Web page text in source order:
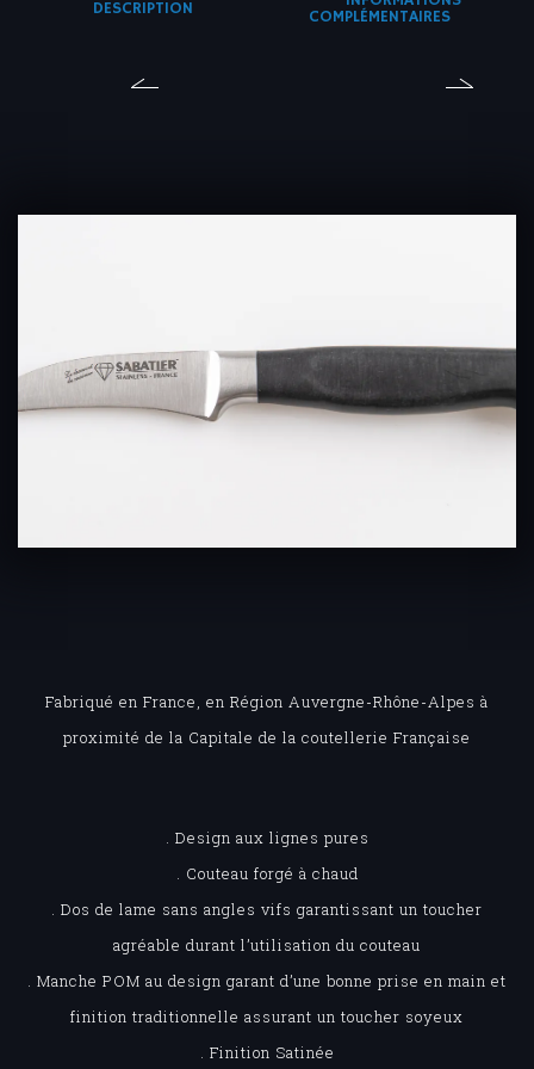
DESCRIPTION COMPLÉMENTAIRES
Fabriqué en France, en Région Auvergne-Rhône-Alpes à
proximité de la Capitale de la coutellerie Française
. Design aux lignes pures
. Couteau forgé à chaud
. Dos de lame sans angles vifs garantissant un toucher
agréable durant l’utilisation du couteau
. Manche POM au design garant d’une bonne prise en main et
finition traditionnelle assurant un toucher soyeux
. Finition Satinée